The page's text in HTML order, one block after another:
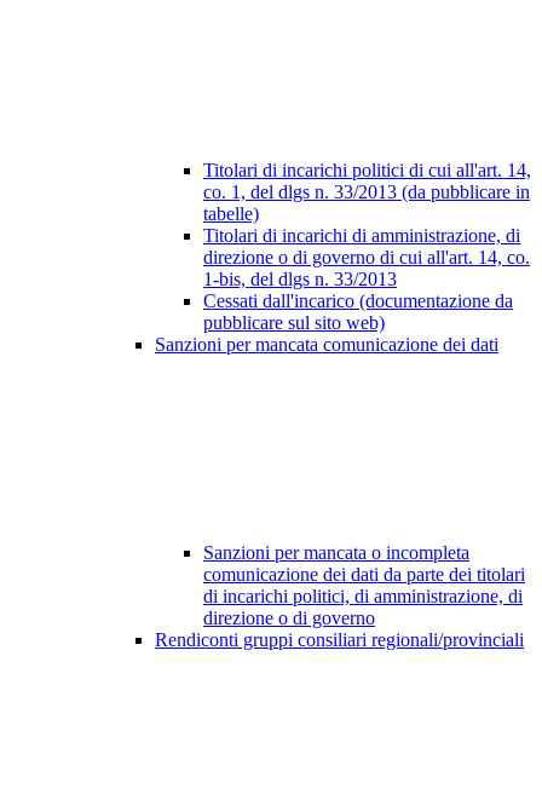
Titolari di incarichi politici di cui all'art. 14,
co. 1, del dlgs n. 33/2013 (da pubblicare in
tabelle)
Titolari di incarichi di amministrazione, di
direzione o di governo di cui all'art. 14, co.
1-bis, del dlgs n. 33/2013
Cessati dall'incarico (documentazione da
pubblicare sul sito web)
Sanzioni per mancata comunicazione dei dati
Sanzioni per mancata o incompleta
comunicazione dei dati da parte dei titolari
di incarichi politici, di amministrazione, di
direzione o di governo
Rendiconti gruppi consiliari regionali/provinciali